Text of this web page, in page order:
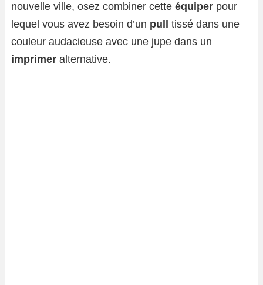
nouvelle ville, osez combiner cette équiper pour
lequel vous avez besoin d’un pull
tissé dans une
couleur audacieuse avec une jupe dans un
imprimer alternative.